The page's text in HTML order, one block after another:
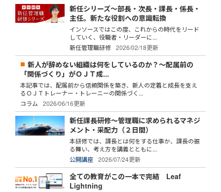
新任シリーズ～部長・次長・課長・係長・
主任。新たな役割への意識転換
インソースではこの度、これからの時代をリード
していく、役職者・リーダーに...
新任管理職研修
2026/02/18更新
新人が辞めない組織は何をしているのか？～配属前の
「関係づくり」がＯＪＴ成...
本記事では、配属前から信頼関係を築き、新人の定着と成長を支え
るＯＪＴトレーナー・トレーニーの関係づく...
コラム
2026/06/16更新
新任課長研修～管理職に求められるマネジ
メント・采配力（２日間）
本研修では、課長とは何をする仕事か、課長の振
る舞い、考え方を講義とともに...
公開講座
2026/07/24更新
全ての教育がこの一本で完結 Leaf
Lightning